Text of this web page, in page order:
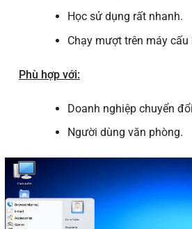
Học sử dụng rất nhanh.
Chạy mượt trên máy cấu
Phù hợp với:
Doanh nghiệp chuyển
Người dùng văn phòng.